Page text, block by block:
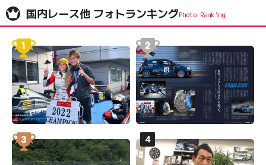
国内レース他 フォトランキング